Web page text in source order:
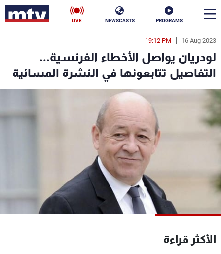
PROGRAMS
NEWSCASTS
LIVE
16 Aug 2023
19:12 PM
لودريان يواصل الأخطاء الفرنسية...
التفاصيل تتابعونها في النشرة المسائية
الأكثر قراءة
en
الأخبار
سياسة ناس
فن
رياضة
جدول البرامج
شاهد البرامج
الترددات